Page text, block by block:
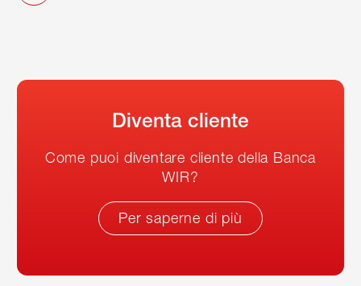
Diventa cliente
Come puoi diventare cliente della Banca
WIR?
Per saperne di più